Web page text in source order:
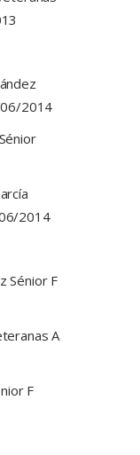
2014
2014
Sénior F
A
F